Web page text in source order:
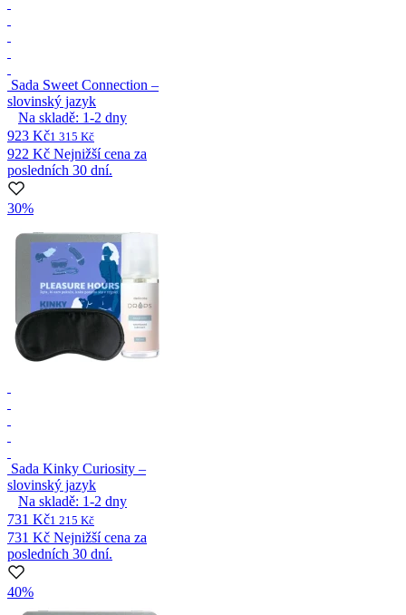
Sada Sweet Connection –
slovinský jazyk
Na skladě: 1-2 dny
923 Kč1 315 Kč
922 Kč Nejnižší cena za
posledních 30 dní.
30%
Sada Kinky Curiosity –
slovinský jazyk
Na skladě: 1-2 dny
731 Kč1 215 Kč
731 Kč Nejnižší cena za
posledních 30 dní.
40%